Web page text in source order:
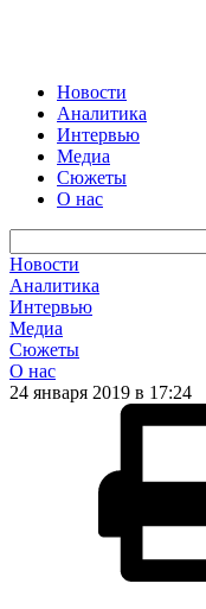
Новости
Аналитика
Интервью
Медиа
Сюжеты
О нас
Новости
Аналитика
Интервью
Медиа
Сюжеты
О нас
24 января 2019 в 17:24